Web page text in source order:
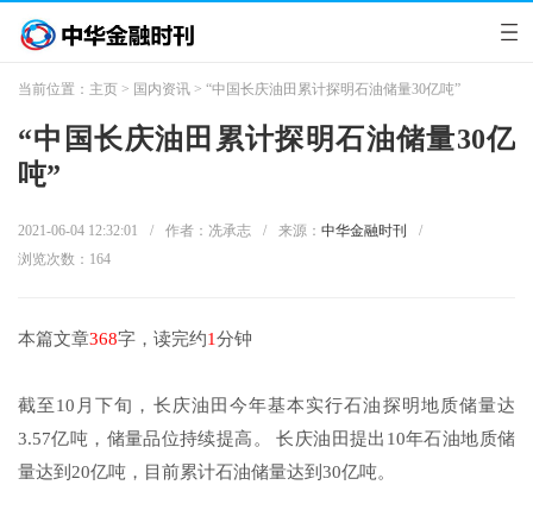
当前位置： 主页 > 国内资讯 > “中国长庆油田累计探明石油储量30亿吨”
“中国长庆油田累计探明石油储量30亿
吨”
2021-06-04 12:32:01 / 作者：冼承志 / 来源： 中华金融时刊
/
浏览次数： 164
本篇文章368字，读完约1分钟
截至10月下旬，长庆油田今年基本实行石油探明地质储量达
3.57亿吨，储量品位持续提高。 长庆油田提出10年石油地质储
量达到20亿吨，目前累计石油储量达到30亿吨。